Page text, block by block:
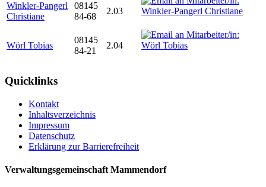
Winkler-Pangerl
Christiane
08145
84-68
2.03
Wörl Tobias
08145
84-21
2.04
Quicklinks
Kontakt
Inhaltsverzeichnis
Impressum
Datenschutz
Erklärung zur Barrierefreiheit
Verwaltungsgemeinschaft Mammendorf